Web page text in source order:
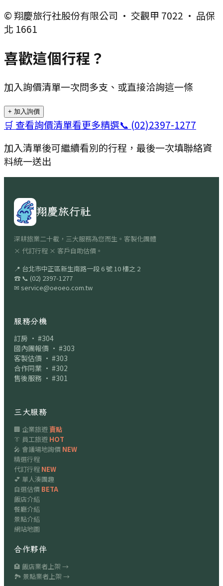
© 翔慶旅行社股份有限公司 · 交觀甲 7022 · 品保
北 1661
喜歡這個行程？
加入詢價清單一次問多支、或直接洽詢這一條
+ 加入詢價
🛒 查看詢價清單看更多精選📞 (02)2397-1277
加入清單後可繼續看別的行程，最後一次填聯絡資
料統一送出
翔慶旅行社
深耕旅業二十載，三大服務為您而生。客製化團體
× 代訂行程 × 客戶自助估價。
📍 台北市中正區新生南路一段 6 號 10 樓之 2
☎ 📞 (02) 2397-1277
✉ service@oeoeo.com.tw
服務分機
訂房 · #304
國內團報價 · #303
客製估價 · #303
合作同業 · #302
售後服務 · #301
三大服務
🏢 企業旅遊賣點
👔 員工旅遊 HOT
🎤 會議場地詢價 NEW
精選行程
代訂行程 NEW
💕 單人湊團趣
自選估價 BETA
飯店介紹
餐廳介紹
景點介紹
網站地圖
合作夥伴
🏨 飯店業者上架 →
🏞 景點業者上架 →